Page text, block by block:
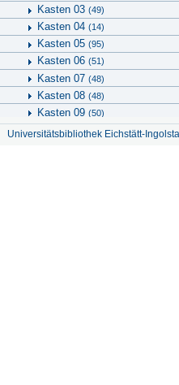
Kasten 03 (49)
Kasten 04 (14)
Kasten 05 (95)
Kasten 06 (51)
Kasten 07 (48)
Kasten 08 (48)
Kasten 09 (50)
Kasten 10(56)
Universitätsbibliothek Eichstätt-